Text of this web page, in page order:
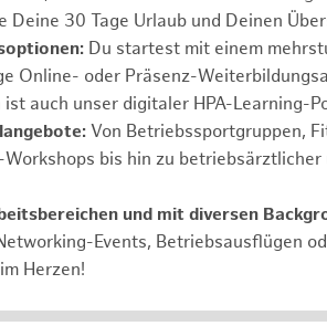
Deine 30 Tage Urlaub und Deinen
Du startest mit einem
Online- oder Präsenz-
auch unser digitaler HPA-Learning-
Von Betriebssportgruppen,
bis hin zu betriebsärztlicher
und mit diversen
Events, Betriebsausflügen
Herzen!